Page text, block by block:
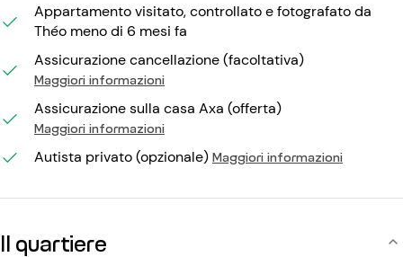
Appartamento visitato, controllato e fotografato da
Théo meno di 6 mesi fa
Assicurazione cancellazione (facoltativa)
Maggiori informazioni
Assicurazione sulla casa Axa (offerta)
Maggiori informazioni
Autista privato (opzionale) Maggiori informazioni
Il quartiere